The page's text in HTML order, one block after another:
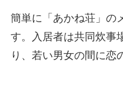
簡単に「あかね荘」の
す。入居者は共同炊事
り、若い男女の間に恋